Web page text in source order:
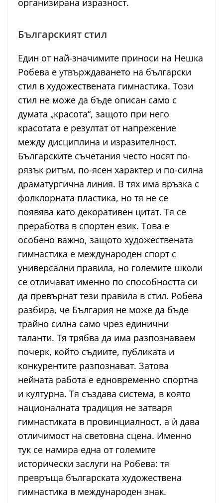
организирана изразност.
Българският стил
Един от най-значимите приноси на Нешка
Робева е утвърждаването на български
стил в художествената гимнастика. Този
стил не може да бъде описан само с
думата „красота“, защото при него
красотата е резултат от напрежение
между дисциплина и изразителност.
Българските съчетания често носят по-
рязък ритъм, по-ясен характер и по-силна
драматургична линия. В тях има връзка с
фолклорната пластика, но тя не се
появява като декоративен цитат. Тя се
преработва в спортен език. Това е
особено важно, защото художествената
гимнастика е международен спорт с
универсални правила, но големите школи
се отличават именно по способността си
да превърнат тези правила в стил. Робева
разбира, че България не може да бъде
трайно силна само чрез единични
таланти. Тя трябва да има разпознаваем
почерк, който съдиите, публиката и
конкурентите разпознават. Затова
нейната работа е едновременно спортна
и културна. Тя създава система, в която
националната традиция не затваря
гимнастиката в провинциалност, а ѝ дава
отличимост на световна сцена. Именно
тук се намира една от големите
исторически заслуги на Робева: тя
превръща българската художествена
гимнастика в международен знак.